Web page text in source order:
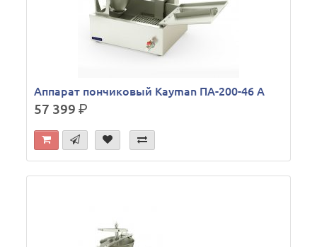
Аппарат пончиковый Kayman ПА-200-46 А
57 399р.